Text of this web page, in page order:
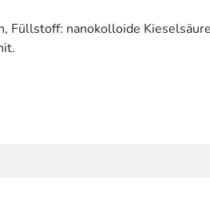
Füllstoff: nanokolloide